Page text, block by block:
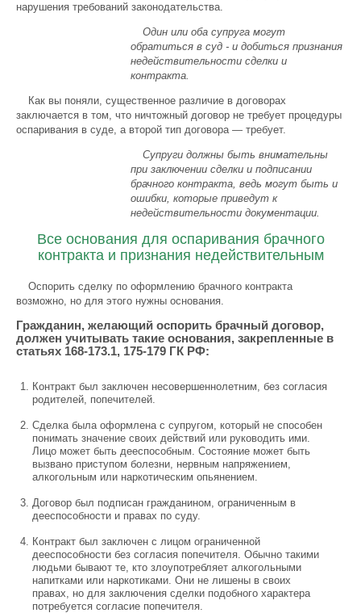
нарушения требований законодательства.
Один или оба супруга могут
обратиться в суд - и добиться признания
недействительности сделки и
контракта.
Как вы поняли, существенное различие в договорах
заключается в том, что ничтожный договор не требует процедуры
оспаривания в суде, а второй тип договора — требует.
Супруги должны быть внимательны
при заключении сделки и подписании
брачного контракта, ведь могут быть и
ошибки, которые приведут к
недействительности документации.
Все основания для оспаривания брачного
контракта и признания недействительным
Оспорить сделку по оформлению брачного контракта
возможно, но для этого нужны основания.
Гражданин, желающий оспорить брачный договор,
должен учитывать такие основания, закрепленные в
статьях 168-173.1, 175-179 ГК РФ:
Контракт был заключен несовершеннолетним, без согласия
родителей, попечителей.
Сделка была оформлена с супругом, который не способен
понимать значение своих действий или руководить ими.
Лицо может быть дееспособным. Состояние может быть
вызвано приступом болезни, нервным напряжением,
алкогольным или наркотическим опьянением.
Договор был подписан гражданином, ограниченным в
дееспособности и правах по суду.
Контракт был заключен с лицом ограниченной
дееспособности без согласия попечителя. Обычно такими
людьми бывают те, кто злоупотребляет алкогольными
напитками или наркотиками. Они не лишены в своих
правах, но для заключения сделки подобного характера
потребуется согласие попечителя.